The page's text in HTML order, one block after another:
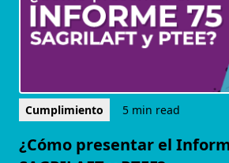
Cumplimiento 5 min read
¿Cómo presentar el